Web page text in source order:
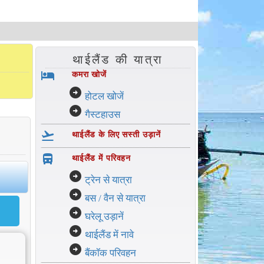
थाईलैंड की यात्रा
hotel कमरा खोजें
arrow_circle_right होटल खोजें
arrow_circle_right गैस्टहाउस
flight_takeoff थाईलैंड के लिए सस्ती उड़ानें
directions_bus_filled थाईलैंड में परिवहन
arrow_circle_right ट्रेन से यात्रा
arrow_circle_right बस / वैन से यात्रा
arrow_circle_right घरेलू उड़ानें
arrow_circle_right थाईलैंड में नावे
arrow_circle_right बैंकॉक परिवहन